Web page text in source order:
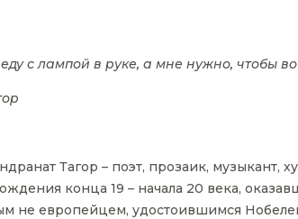
с лампой в руке, а мне нужно, чтобы
Тагор – поэт, прозаик, музыкант,
конца 19 – начала 20 века,
не европейцем, удостоившимся